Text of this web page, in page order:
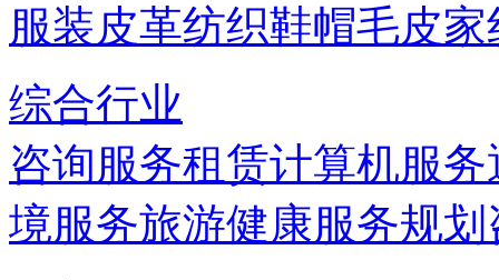
服装皮革纺织鞋帽毛皮家
综合行业
咨询服务租赁计算机服务
境服务旅游健康服务规划